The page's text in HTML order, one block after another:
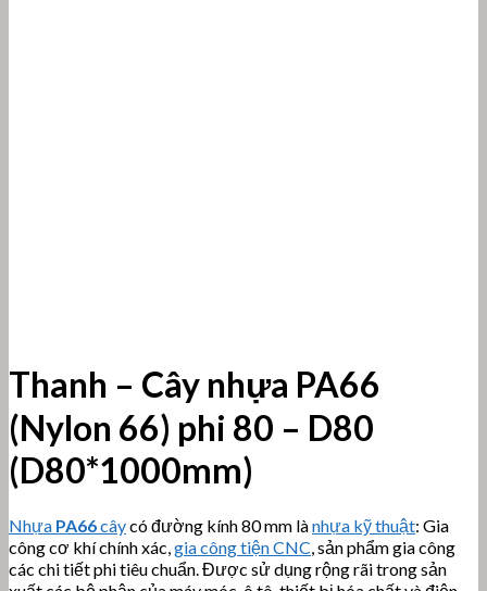
Thanh – Cây nhựa PA66
(Nylon 66) phi 80 – D80
(D80*1000mm)
Nhựa PA66câycó đường kính 80 mm lànhựa kỹ thuật: Gia
công cơ khí chính xác,gia công tiện CNC, sản phẩm gia công
các chi tiết phi tiêu chuẩn. Được sử dụng rộng rãi trong sản